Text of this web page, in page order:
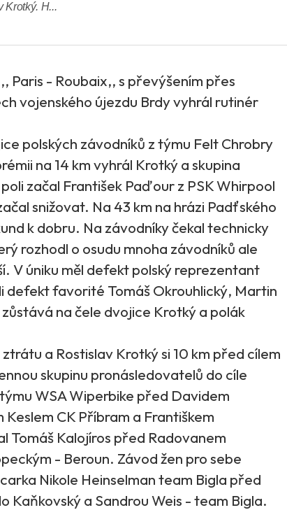
Krotký. H...
Paris - Roubaix,, s převýšením přes
vojenského újezdu Brdy vyhrál rutinér
polských závodníků z týmu Felt Chrobry
na 14 km vyhrál Krotký a skupina
začal František Paďour z PSK Whirpool
snižovat. Na 43 km na hrázi Padťského
k dobru. Na závodníky čekal technicky
rozhodl o osudu mnoha závodníků ale
V úniku měl defekt polský reprezentant
defekt favorité Tomáš Okrouhlický, Martin
na čele dvojice Krotký a polák
a Rostislav Krotký si 10 km před cílem
skupinu pronásledovatelů do cíle
WSA Wiperbike před Davidem
CK Příbram a Františkem
Tomáš Kalojíros před Radovanem
- Beroun. Závod žen pro sebe
Nikole Heinselman team Bigla před
Kaňkovský a Sandrou Weis - team Bigla.